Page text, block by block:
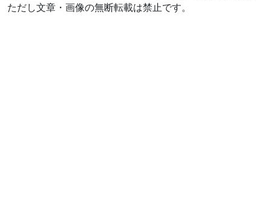
ただし文章・画像の無断転載は禁止です。